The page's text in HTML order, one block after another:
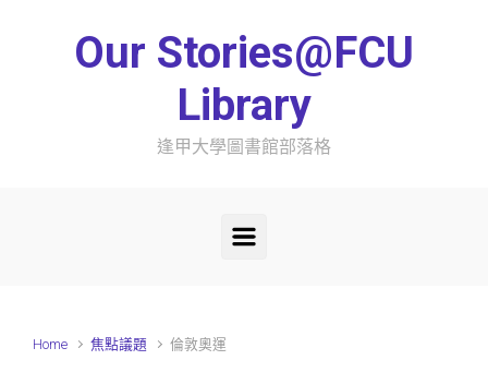
Our Stories@FCU
Library
逢甲大學圖書館部落格
Home 焦點議題 倫敦奧運